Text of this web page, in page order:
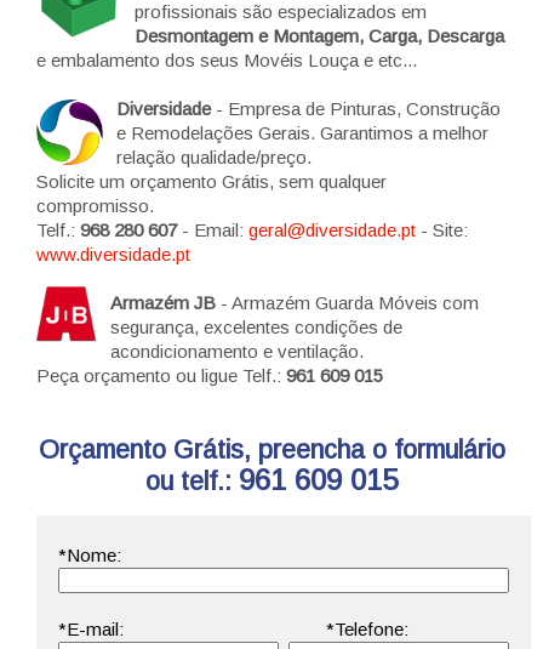
profissionais são especializados em
Desmontagem e Montagem, Carga, Descarga
e embalamento dos seus Movéis Louça e etc...
Diversidade- Empresa de Pinturas, Construção
e Remodelações Gerais. Garantimos a melhor
relação qualidade/preço.
Solicite um orçamento Grátis, sem qualquer
compromisso.
Telf.: 968 280 607- Email: geral@diversidade.pt - Site:
www.diversidade.pt
Armazém JB - Armazém Guarda Móveis com
segurança, excelentes condições de
acondicionamento e ventilação.
Peça orçamento ou ligue Telf.: 961 609 015
Orçamento Grátis, preencha o formulário
ou telf.: 961 609 015